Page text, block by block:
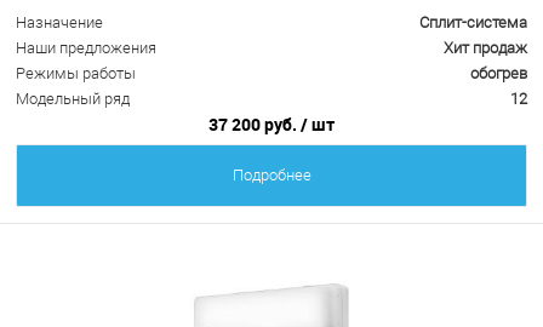
Назначение
Сплит-система
Наши предложения
Хит продаж
Режимы работы
обогрев
Модельный ряд
12
37 200 руб. / шт
Подробнее